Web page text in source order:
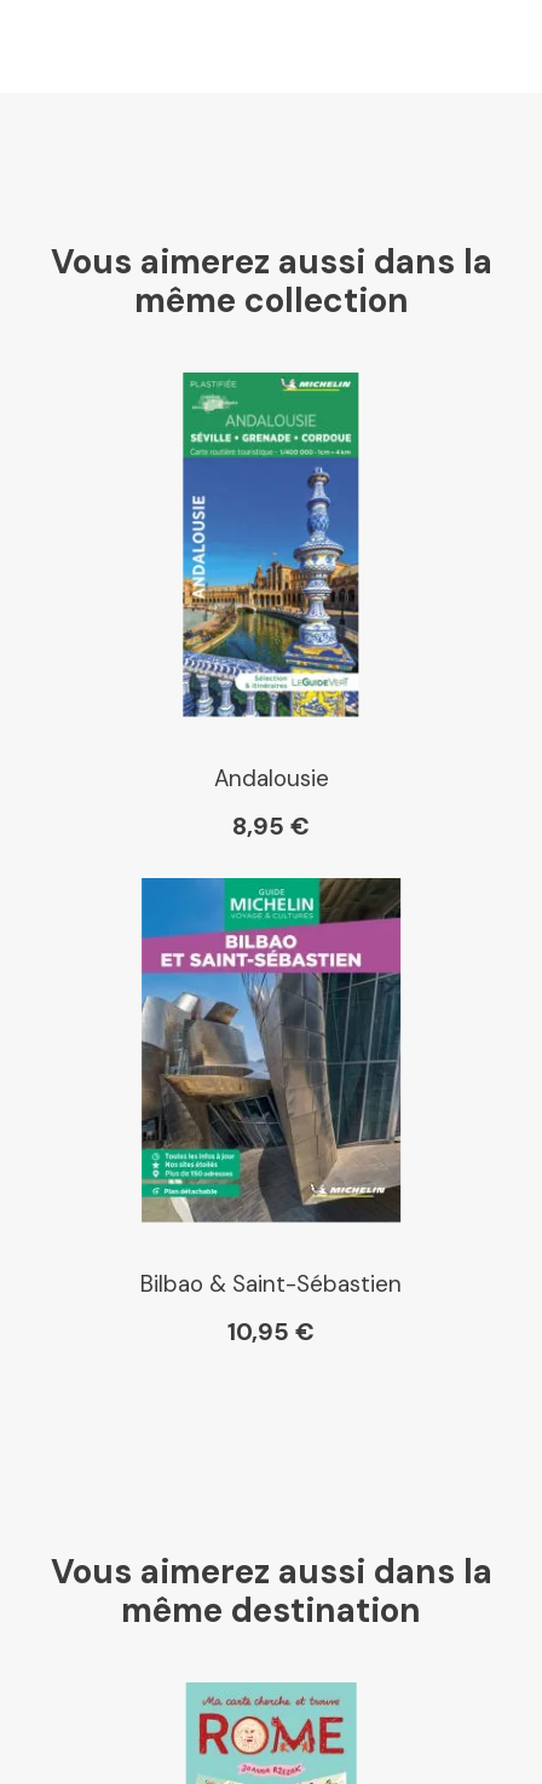
Mollat
Chapitre
Dialogue
Librairie La Procure
Gibert
Kleber
Place des libraires
E Leclerc
Vous aimerez aussi dans la
même collection
Andalousie
8,95 €
Bilbao & Saint-Sébastien
10,95 €
Vous aimerez aussi dans la
même destination